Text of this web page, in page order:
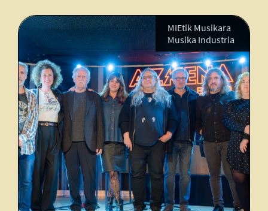
MIEtik Musikara
Musika Industria